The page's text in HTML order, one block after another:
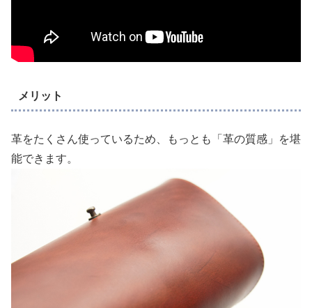
メリット
革をたくさん使っているため、もっとも「革の質感」を堪
能できます。